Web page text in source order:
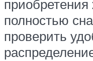
полностью
проверить